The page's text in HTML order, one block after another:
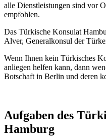
alle Dienstleistungen sind vor
empfohlen.
Das Türkische Konsulat
Alver, Generalkonsul der
Wenn Ihnen kein Türkisches
anliegen helfen kann, dann
Botschaft in Berlin und deren
Aufgaben des
Hamburg